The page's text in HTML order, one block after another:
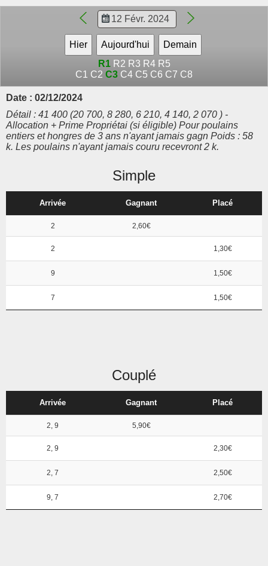
R1 R2 R3 R4 R5
C1 C2 C3 C4 C5 C6 C7 C8
Date : 02/12/2024
Détail : 41 400 (20 700, 8 280, 6 210, 4 140, 2 070 ) -
Allocation + Prime Propriétai (si éligible) Pour poulains
entiers et hongres de 3 ans n'ayant jamais gagn Poids : 58
k. Les poulains n'ayant jamais couru recevront 2 k.
Simple
Arrivée Gagnant Placé
2 2,60€
2 1,30€
9 1,50€
7 1,50€
Couplé
Arrivée Gagnant Placé
2, 9 5,90€
2, 9 2,30€
2, 7 2,50€
9, 7 2,70€